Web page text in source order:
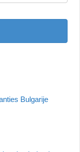
Bulgarije